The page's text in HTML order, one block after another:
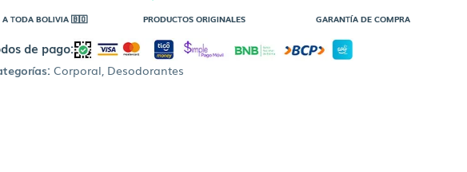
A TODA BOLIVIA 🇧🇴 PRODUCTOS ORIGINALES GARANTÍA DE COMPRA
de pago:
Corporal Desodorantes